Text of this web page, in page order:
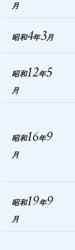
月
昭和4年3月
昭和12年5
月
昭和16年9
月
昭和19年9
月